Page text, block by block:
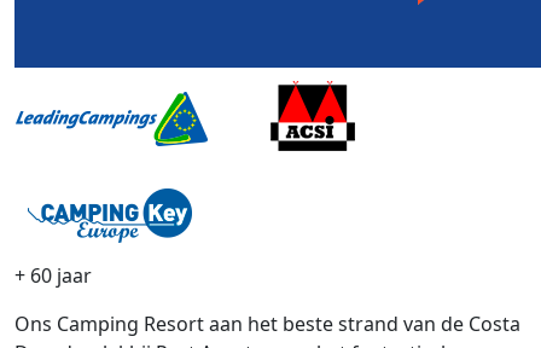
+ 60 jaar
Ons Camping Resort aan het beste strand van de Costa